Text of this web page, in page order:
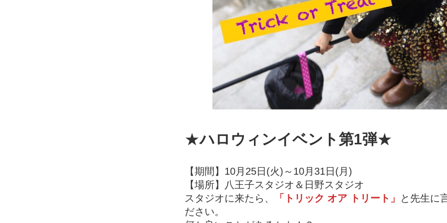
★ハロウィンイベント第1弾★
【期間】10月25日(火)～10月31日(月)
【場所】八王子スタジオ＆日野スタジオ
スタジオに来たら、
「トリック オア トリート」
と先生に
ださい。